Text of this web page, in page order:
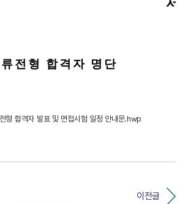
형 합격자 발표 및 면접시험 일정 안내문.hwp
이전글